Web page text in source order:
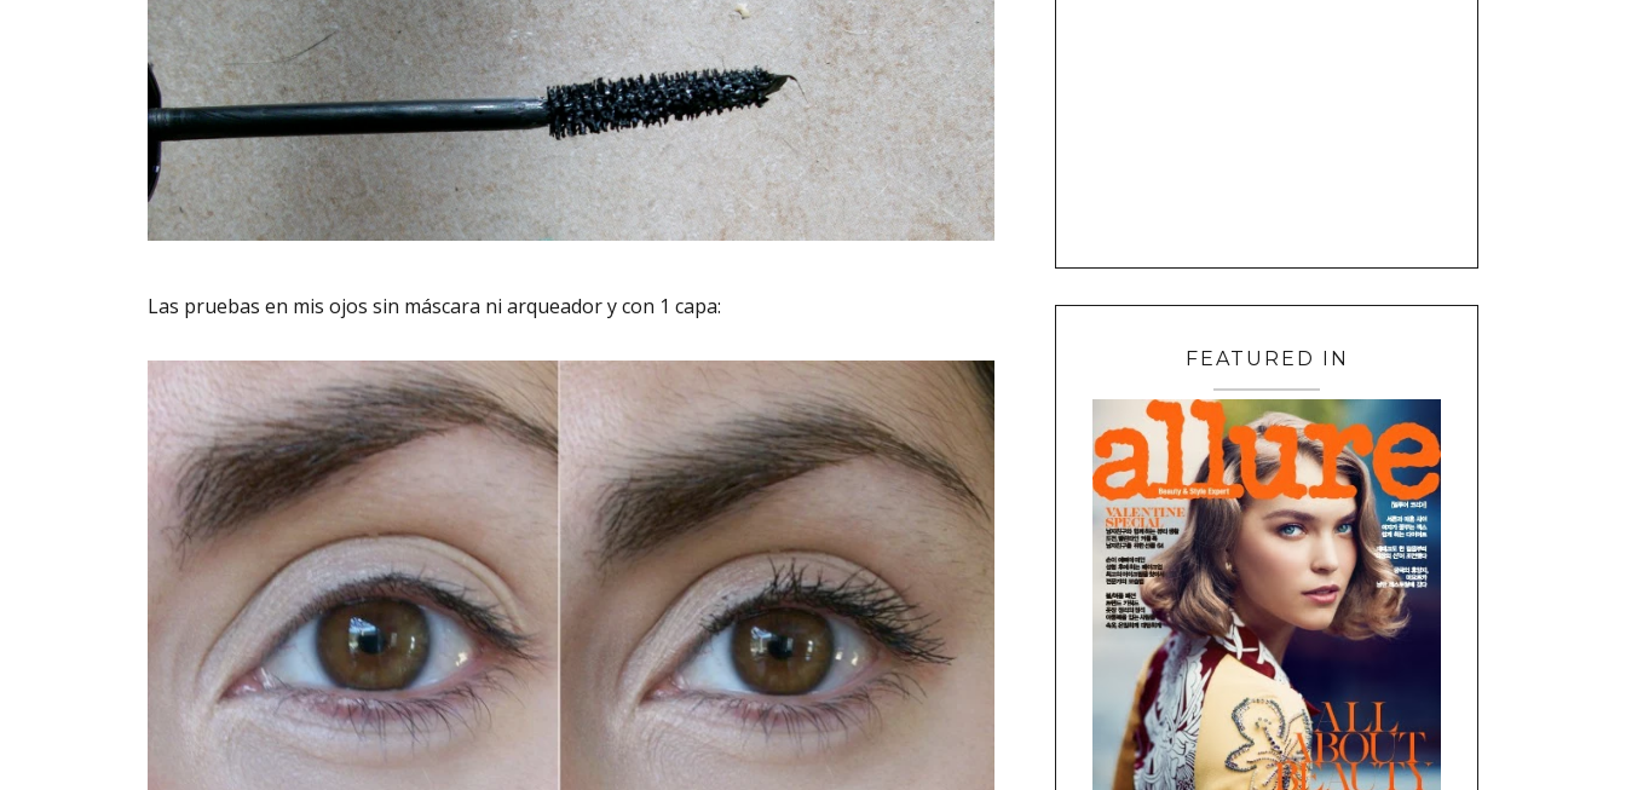
Las pruebas en mis ojos sin máscara ni arqueador y con 1 capa:
FEATURED IN